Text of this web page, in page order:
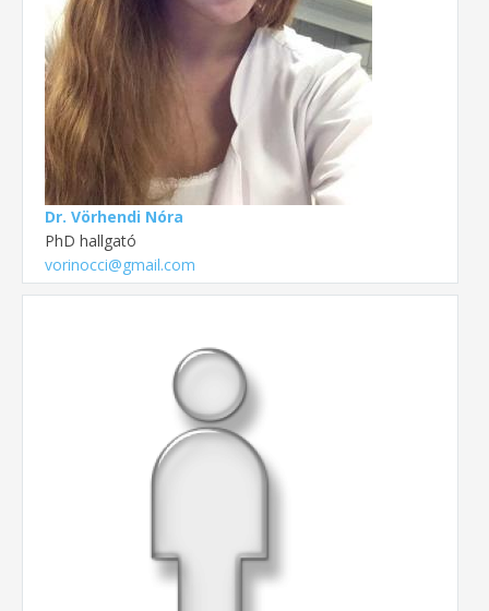
Dr. Vörhendi Nóra
PhD hallgató
vorinocci@gmail.com